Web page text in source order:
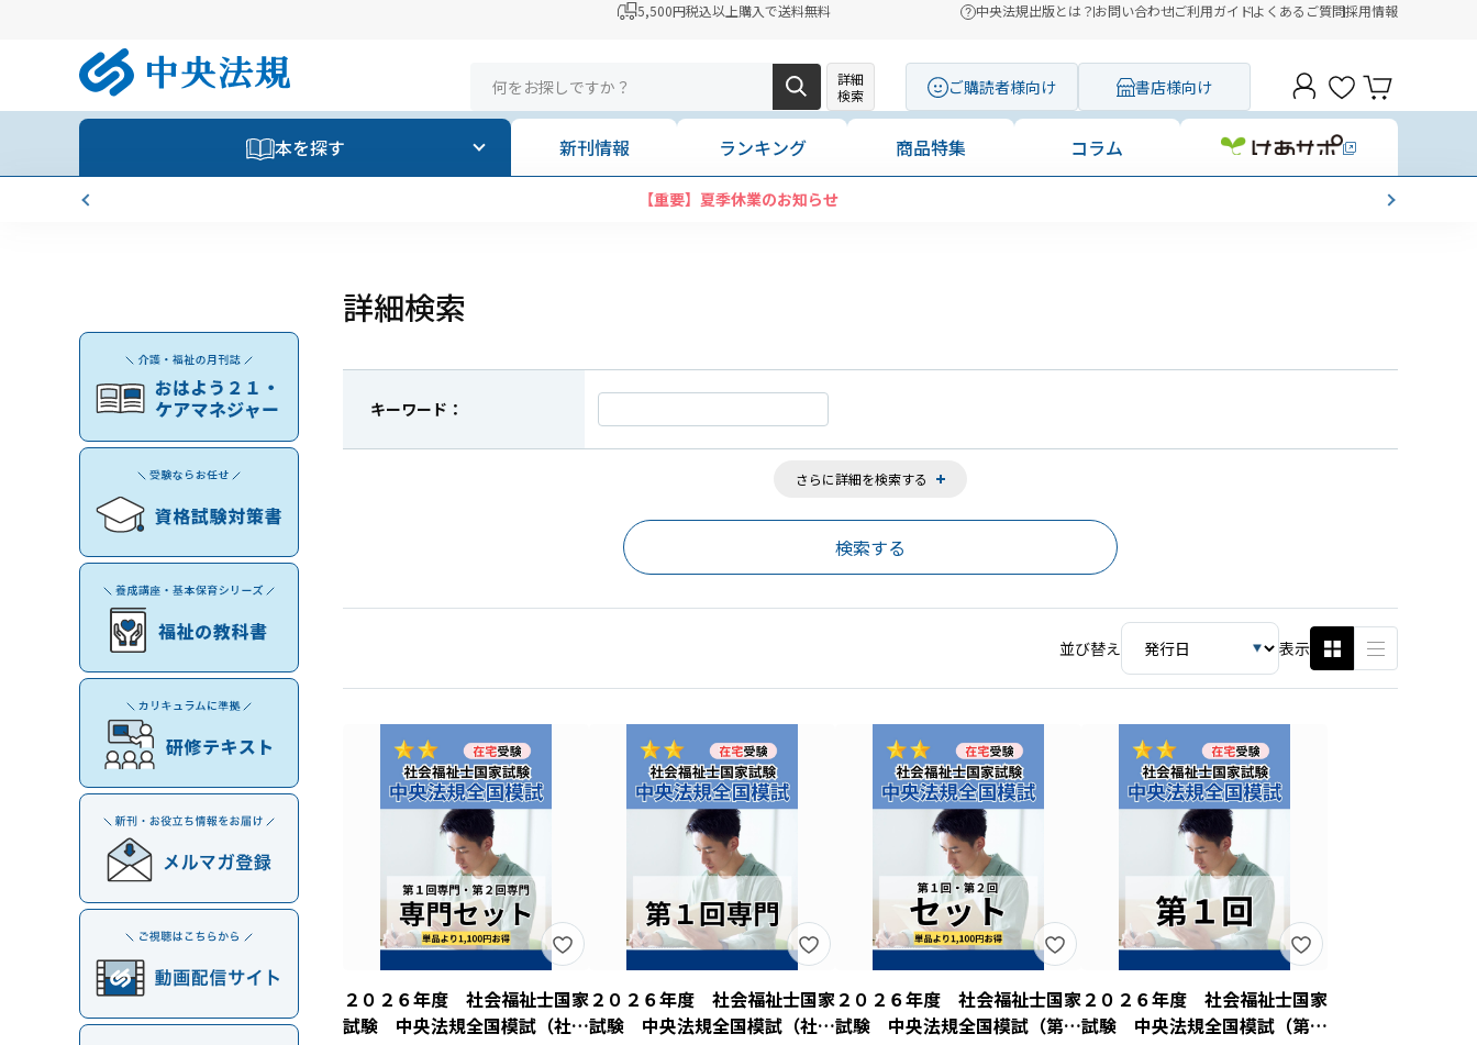
5,500円税込以上購入で送料無料 中央法規出版とは？お問い合わせご利用ガイドよくあるご質問採用情報
詳細
検索
ご購読者様向け 書店様向け
本を探す 新刊情報 ランキング 商品特集 コラム
【重要】夏季休業のお知らせ
詳細検索
キーワード：
さらに詳細を検索する
並び替え 表示
２０２６年度 社会福祉士国家
試験 中央法規全国模試（社会
２０２６年度 社会福祉士国家
試験 中央法規全国模試（社会
２０２６年度 社会福祉士国家
試験 中央法規全国模試（第１
２０２６年度 社会福祉士国家
試験 中央法規全国模試（第１